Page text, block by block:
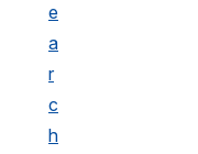
e
a
r
c
h